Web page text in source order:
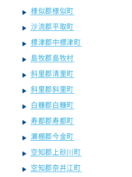
様似郡様似町
沙流郡平取町
標津郡中標津町
島牧郡島牧村
斜里郡清里町
斜里郡斜里町
白糠郡白糠町
寿都郡寿都町
瀬棚郡今金町
空知郡上砂川町
空知郡奈井江町